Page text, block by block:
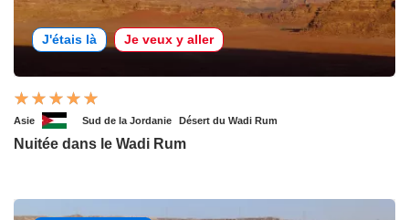
J'étais là Je veux y aller
Asie Sud de la Jordanie Désert du Wadi Rum
Nuitée dans le Wadi Rum